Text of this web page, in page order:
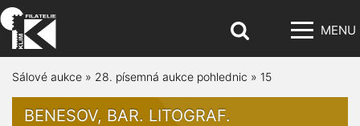
MENU
Sálové aukce » 28. písemná aukce pohlednic » 15
BENESOV, BAR. LITOGRAF.